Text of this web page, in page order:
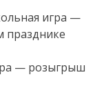
игра —
празднике
— розыгрыш